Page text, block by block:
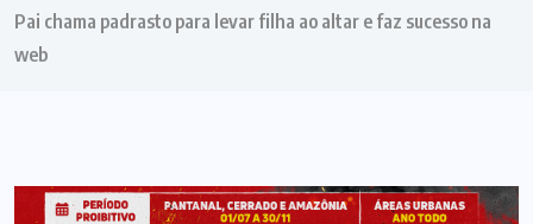
Pai chama padrasto para levar filha ao altar e faz sucesso na
web